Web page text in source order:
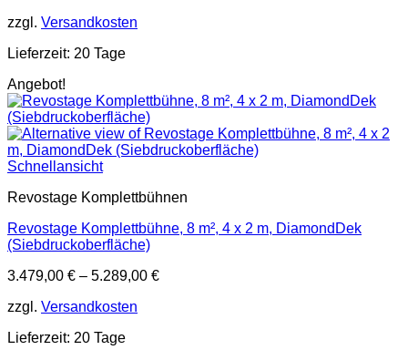
zzgl. Versandkosten
Lieferzeit: 20 Tage
Angebot!
Schnellansicht
Revostage Komplettbühnen
Revostage Komplettbühne, 8 m², 4 x 2 m, DiamondDek
(Siebdruckoberfläche)
3.479,00 € – 5.289,00 €
zzgl. Versandkosten
Lieferzeit: 20 Tage